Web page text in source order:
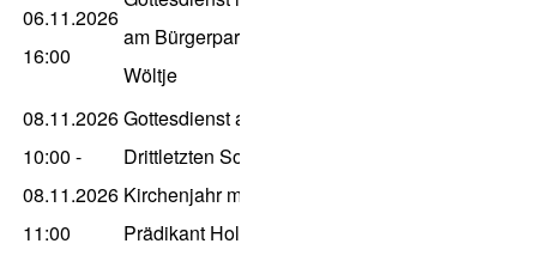
06.11.2026
16:00
am Bürgerpark, Ln.
Wöltje
08.11.2026
10:00 -
08.11.2026
11:00
Gottesdienst am
Drittletzten Sonntag im
Kirchenjahr mit
Prädikant Holger Kipp